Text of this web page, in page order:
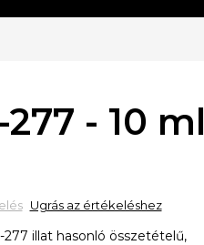
- 10 ml
Ugrás az értékeléshez
277 illat hasonló összetételű,